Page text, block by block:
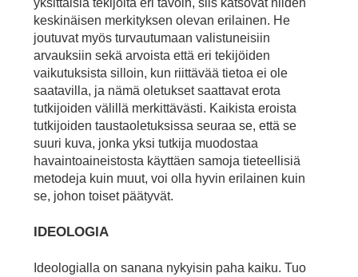
keskinäisen merkityksen olevan erilainen. He
joutuvat myös turvautumaan valistuneisiin
arvauksiin sekä arvoista että eri tekijöiden
vaikutuksista silloin, kun riittävää tietoa ei ole
saatavilla, ja nämä oletukset saattavat erota
tutkijoiden välillä merkittävästi. Kaikista eroista
tutkijoiden taustaoletuksissa seuraa se, että se
suuri kuva, jonka yksi tutkija muodostaa
havaintoaineistosta käyttäen samoja tieteellisiä
metodeja kuin muut, voi olla hyvin erilainen kuin
se, johon toiset päätyvät.
IDEOLOGIA
Ideologialla on sanana nykyisin paha kaiku. Tuo